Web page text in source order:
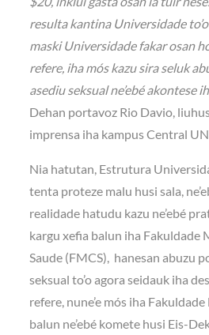
resulta kantina Universidade
maski Universidade fakar osan
refere, iha mós kazu sira seluk
asediu seksual ne’ebé akontese
Dehan portavoz Rio Davio,
imprensa iha kampus Central
Nia hatutan, Estrutura
tenta proteze malu husi sala,
realidade hatudu kazu ne’ebé
kargu xefia balun iha Fakuldade
Saude (FMCS), hanesan abuzu
seksual to’o agora seidauk iha
refere, nune’e mós iha
balun ne’ebé komete husi Eis-